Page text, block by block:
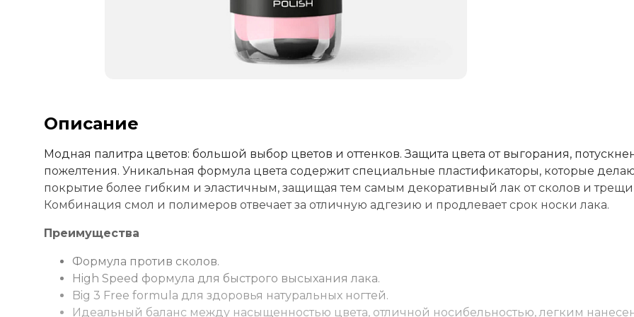
Описание
Модная палитра цветов: большой выбор цветов и оттенков. Защита цвета от выгорания,
пожелтения. Уникальная формула цвета содержит специальные пластификаторы, которые
покрытие более гибким и эластичным, защищая тем самым декоративный лак от сколов и
Комбинация смол и полимеров отвечает за отличную адгезию и продлевает срок носки лака.
Преимущества
Формула против сколов.
High Speed формула для быстрого высыхания лака.
Big 3 Free formula для здоровья натуральных ногтей.
Идеальный баланс между насыщенностью цвета, отличной носибельностью, легким